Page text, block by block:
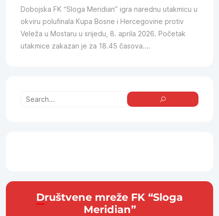
Dobojska FK “Sloga Meridian” igra narednu utakmicu u
okviru polufinala Kupa Bosne i Hercegovine protiv
Veleža u Mostaru u srijedu, 8. aprila 2026. Početak
utakmice zakazan je za 18.45 časova....
Društvene mreže FK “Sloga
Meridian”